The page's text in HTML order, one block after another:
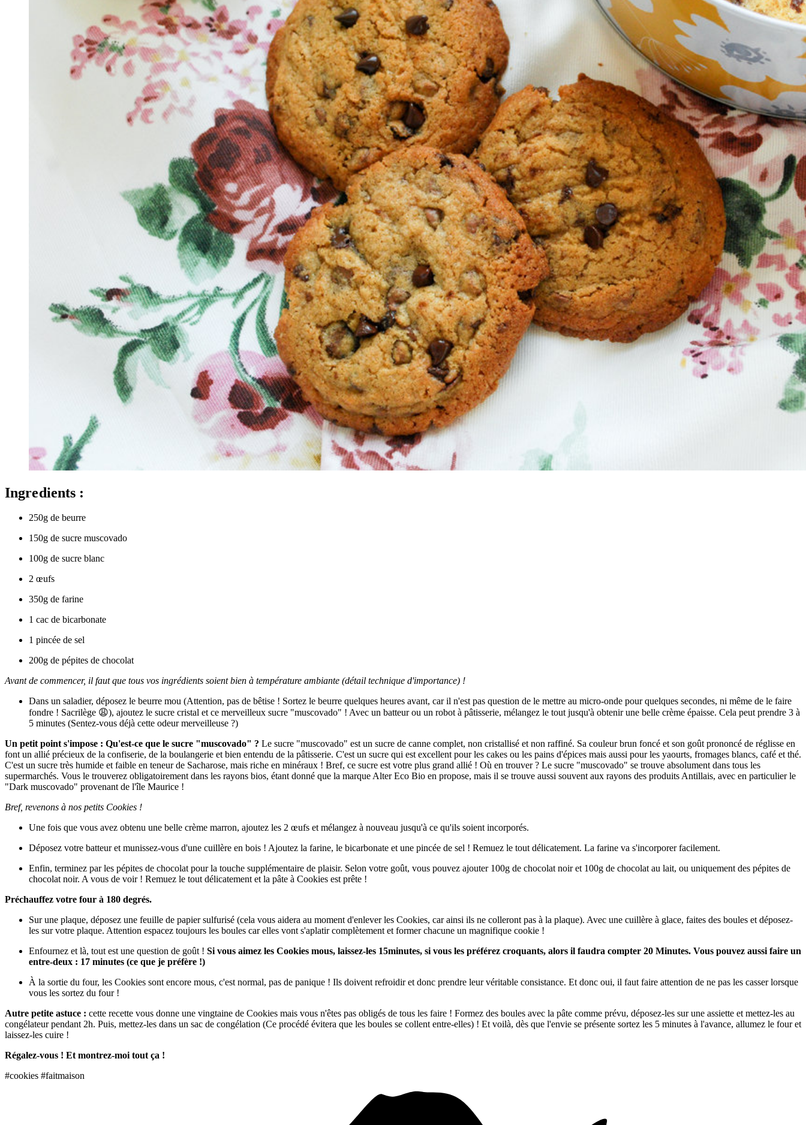
Ingredients :
250g de beurre
150g de sucre muscovado
100g de sucre blanc
2 œufs
350g de farine
1 cac de bicarbonate
1 pincée de sel
200g de pépites de chocolat
Avant de commencer, il faut que tous vos ingrédients soient bien à température ambiante (détail technique d'importance) !
Dans un saladier, déposez le beurre mou (Attention, pas de bêtise ! Sortez le beurre quelques heures avant, car il n'est pas question de le mettre au micro-onde pour quelques secondes, ni même de le faire
fondre ! Sacrilège 😩), ajoutez le sucre cristal et ce merveilleux sucre "muscovado" ! Avec un batteur ou un robot à pâtisserie, mélangez le tout jusqu'à obtenir une belle crème épaisse. Cela peut prendre 3 à
5 minutes (Sentez-vous déjà cette odeur merveilleuse ?)
Un petit point s'impose : Qu'est-ce que le sucre "muscovado" ? Le sucre "muscovado" est un sucre de canne complet, non cristallisé et non raffiné. Sa couleur brun foncé et son goût prononcé de réglisse en
font un allié précieux de la confiserie, de la boulangerie et bien entendu de la pâtisserie. C'est un sucre qui est excellent pour les cakes ou les pains d'épices mais aussi pour les yaourts, fromages blancs, café et thé.
C'est un sucre très humide et faible en teneur de Sacharose, mais riche en minéraux ! Bref, ce sucre est votre plus grand allié ! Où en trouver ? Le sucre "muscovado" se trouve absolument dans tous les
supermarchés. Vous le trouverez obligatoirement dans les rayons bios, étant donné que la marque Alter Eco Bio en propose, mais il se trouve aussi souvent aux rayons des produits Antillais, avec en particulier le
"Dark muscovado" provenant de l'île Maurice !
Bref, revenons à nos petits Cookies !
Une fois que vous avez obtenu une belle crème marron, ajoutez les 2 œufs et mélangez à nouveau jusqu'à ce qu'ils soient incorporés.
Déposez votre batteur et munissez-vous d'une cuillère en bois ! Ajoutez la farine, le bicarbonate et une pincée de sel ! Remuez le tout délicatement. La farine va s'incorporer facilement.
Enfin, terminez par les pépites de chocolat pour la touche supplémentaire de plaisir. Selon votre goût, vous pouvez ajouter 100g de chocolat noir et 100g de chocolat au lait, ou uniquement des pépites de
chocolat noir. A vous de voir ! Remuez le tout délicatement et la pâte à Cookies est prête !
Préchauffez votre four à 180 degrés.
Sur une plaque, déposez une feuille de papier sulfurisé (cela vous aidera au moment d'enlever les Cookies, car ainsi ils ne colleront pas à la plaque). Avec une cuillère à glace, faites des boules et déposez-
les sur votre plaque. Attention espacez toujours les boules car elles vont s'aplatir complètement et former chacune un magnifique cookie !
Enfournez et là, tout est une question de goût ! Si vous aimez les Cookies mous, laissez-les 15minutes, si vous les préférez croquants, alors il faudra compter 20 Minutes. Vous pouvez aussi faire un
entre-deux : 17 minutes (ce que je préfère !)
À la sortie du four, les Cookies sont encore mous, c'est normal, pas de panique ! Ils doivent refroidir et donc prendre leur véritable consistance. Et donc oui, il faut faire attention de ne pas les casser lorsque
vous les sortez du four !
Autre petite astuce : cette recette vous donne une vingtaine de Cookies mais vous n'êtes pas obligés de tous les faire ! Formez des boules avec la pâte comme prévu, déposez-les sur une assiette et mettez-les au
congélateur pendant 2h. Puis, mettez-les dans un sac de congélation (Ce procédé évitera que les boules se collent entre-elles) ! Et voilà, dès que l'envie se présente sortez les 5 minutes à l'avance, allumez le four et
laissez-les cuire !
Régalez-vous ! Et montrez-moi tout ça !
#cookies #faitmaison